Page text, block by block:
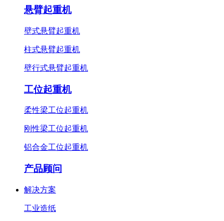
悬臂起重机
壁式悬臂起重机
柱式悬臂起重机
壁行式悬臂起重机
工位起重机
柔性梁工位起重机
刚性梁工位起重机
铝合金工位起重机
产品顾问
解决方案
工业造纸